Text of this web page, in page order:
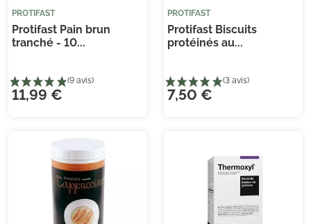
PROTIFAST
Protifast Pain brun
tranché - 10...
11,99 €
PROTIFAST
Protifast Biscuits
protéinés au...
7,50 €